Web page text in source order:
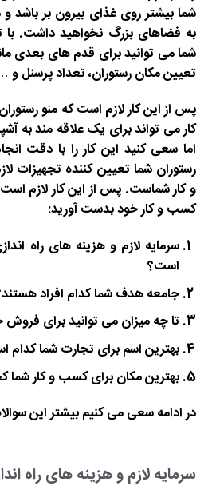
شما بیشتر روی غذای بیرون بر باشد و
به فضاهای بزرگ نخواهید داشت.
شما می توانید برای قدم های بعدی
تعیین مکان رستوران، تعداد پرسنل و
پس از این کار لازم است که منو
کار می تواند برای یک علاقه مند به
اما سعی کنید این کار را با دقت
رستوران شما تعیین کننده تجهیزات
و کار شماست. پس از این کار لازم
کسب و کار خود بدست آورید:
سرمایه لازم و هزینه های راه
است؟
جامعه هدف شما کدام افراد
تا چه میزان می توانید برای فروش
بهترین اسم برای تجارت شما کدام
بهترین مکان برای کسب و کار شما
در ادامه سعی می کنیم بیشتر این
سرمایه لازم و هزینه های راه